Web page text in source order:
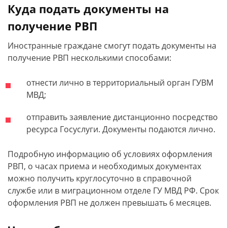
Куда подать документы на
получение РВП
Иностранные граждане смогут подать документы на
получение РВП несколькими способами:
отнести лично в территориальный орган ГУВМ
МВД;
отправить заявление дистанционно посредство
ресурса Госуслуги. Документы подаются лично.
Подробную информацию об условиях оформления
РВП, о часах приема и необходимых документах
можно получить круглосуточно в справочной
службе или в миграционном отделе ГУ МВД РФ. Срок
оформления РВП не должен превышать 6 месяцев.